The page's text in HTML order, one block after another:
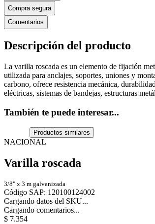
Compra segura
Comentarios
Descripción del producto
La varilla roscada es un elemento de fijación
utilizada para anclajes, soportes, uniones y
carbono, ofrece resistencia mecánica,
eléctricas, sistemas de bandejas, estructuras
También te puede interesar...
Productos similares
NACIONAL
Varilla roscada
3/8" x 3 m galvanizada
Código SAP: 120100124002
Cargando datos del SKU...
Cargando comentarios...
$ 7.354